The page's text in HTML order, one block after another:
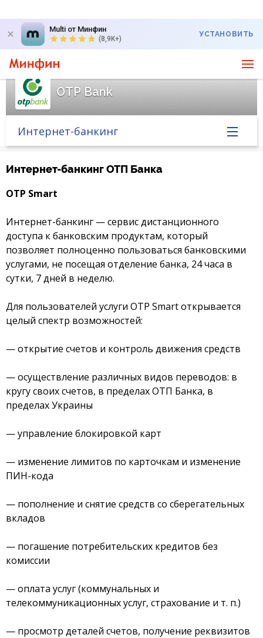
Multi от Минфин
(8,9K+)
УСТАНОВИТЬ
OTP Bank
Банк в новостях
Курс валют в банке
Вопросы банку
Отзывы
Депозиты юр. лиц
Отделения и банкоматы
Интернет-банкинг
Интернет-банкинг
Банки-партнеры
Счета для бизнеса
Интернет-банкинг ОТП Банка
OTP Smart
Интернет-банкинг — сервис дистанционного
доступа к банковским продуктам, который
позволяет полноценно пользоваться банковскими
услугами, не посещая отделение банка, 24 часа в
сутки, 7 дней в неделю.
Для пользователей услуги OTP Smart открывается
целый спектр возможностей:
— открытие счетов и контроль движения средств
— осуществление различных видов переводов: в
кругу своих счетов, в пределах ОТП Банка, в
пределах Украины
— управление блокировкой карт
— изменение лимитов по карточкам и изменение
ПИН-кода
— пополнение и снятие средств со сберегательных
вкладов
— погашение потребительских кредитов без
комиссии
— оплата услуг (коммунальных и
телекоммуникационных услуг, страхование и т. п.)
— просмотр деталей счетов, получение реквизитов